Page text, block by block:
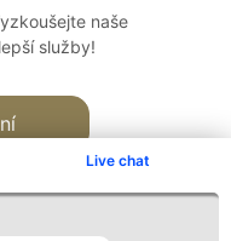
Live chat
naše
služby!